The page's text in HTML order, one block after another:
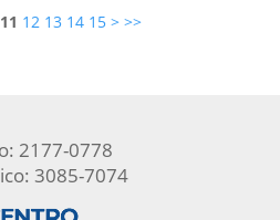
11 12 13 14 15 > >>
2177-0778
3085-7074